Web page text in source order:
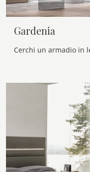
Gardenia